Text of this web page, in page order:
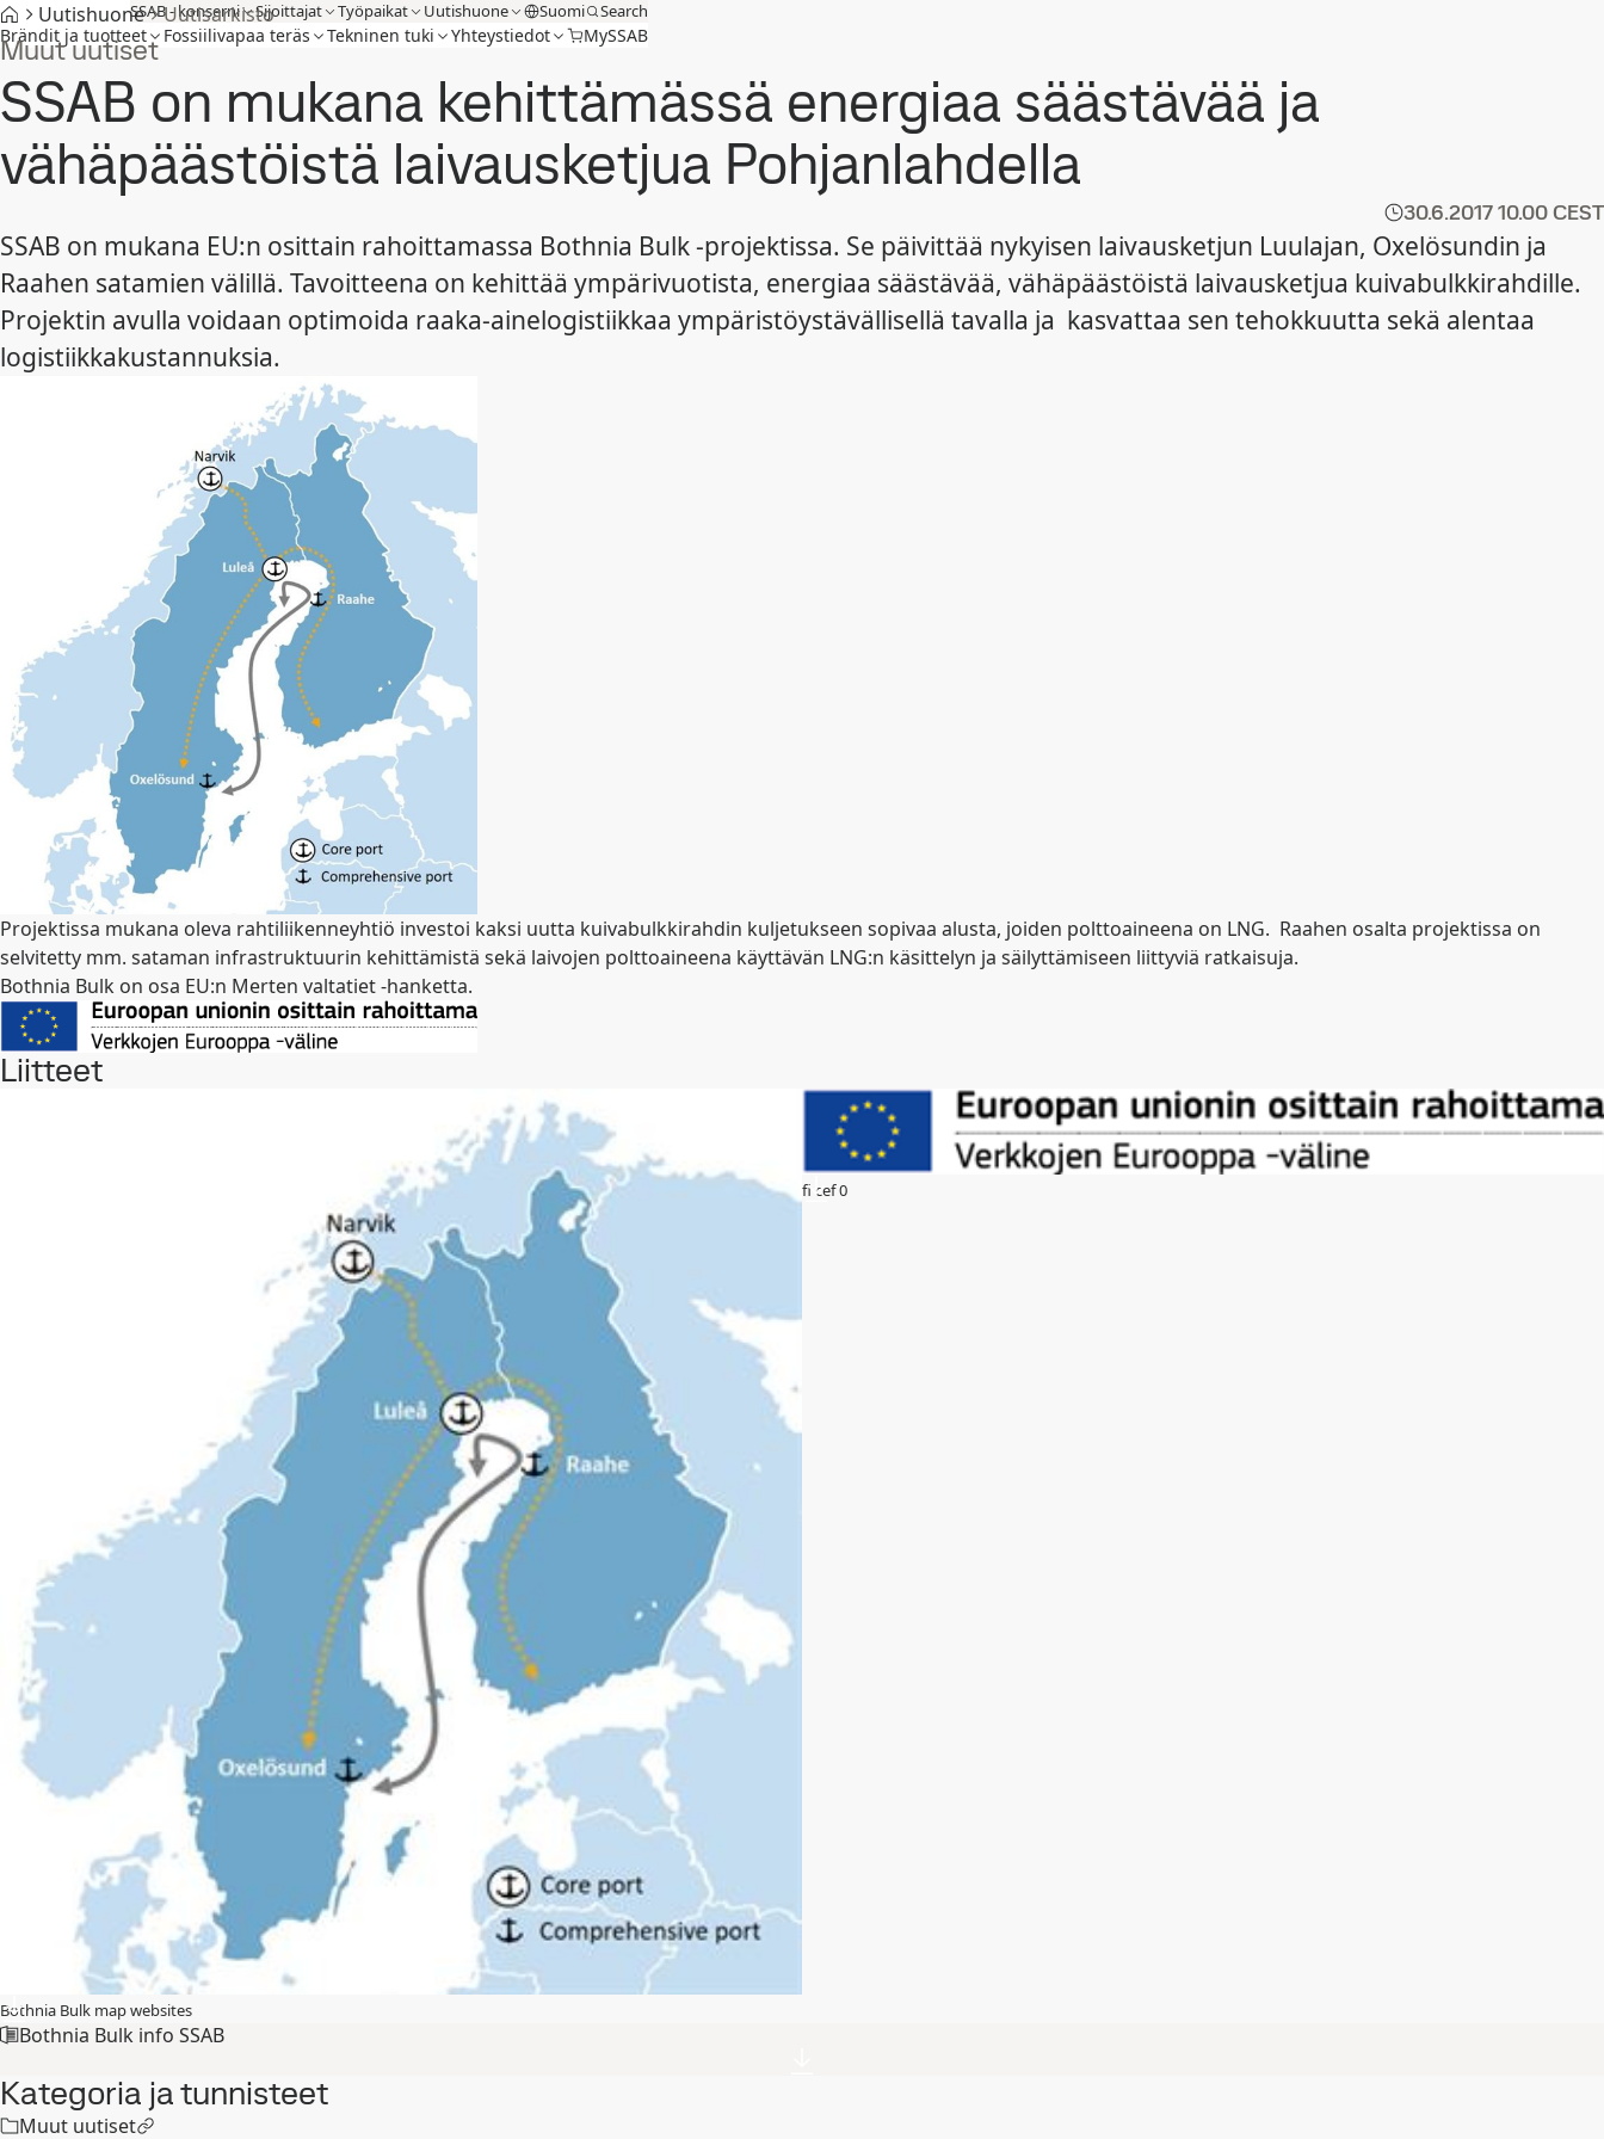
SSAB - konserni Sijoittajat Työpaikat Uutishuone Suomi Search
Brändit ja tuotteet Fossiilivapaa teräs Tekninen tuki Yhteystiedot MySSAB
Uutishuone Uutisarkisto
Muut uutiset
SSAB on mukana kehittämässä energiaa säästävää ja
vähäpäästöistä laivausketjua Pohjanlahdella
30.6.201710.00 CEST
SSAB on mukana EU:n osittain rahoittamassa Bothnia Bulk -projektissa. Se päivittää nykyisen laivausketjun Luulajan, Oxelösundin ja
Raahen satamien välillä. Tavoitteena on kehittää ympärivuotista, energiaa säästävää, vähäpäästöistä laivausketjua kuivabulkkirahdille.
Projektin avulla voidaan optimoida raaka-ainelogistiikkaa ympäristöystävällisellä tavalla ja kasvattaa sen tehokkuutta sekä alentaa
logistiikkakustannuksia.
Projektissa mukana oleva rahtiliikenneyhtiö investoi kaksi uutta kuivabulkkirahdin kuljetukseen sopivaa alusta, joiden polttoaineena on LNG. Raahen osalta projektissa on
selvitetty mm. sataman infrastruktuurin kehittämistä sekä laivojen polttoaineena käyttävän LNG:n käsittelyn ja säilyttämiseen liittyviä ratkaisuja.
Bothnia Bulk on osa EU:n Merten valtatiet -hanketta.
Liitteet
Bothnia Bulk map websites
fi cef 0
Bothnia Bulk info SSAB
Kategoria ja tunnisteet
Muut uutiset